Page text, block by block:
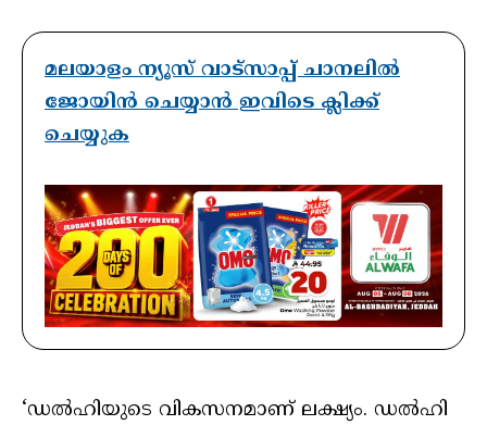
മലയാളം ന്യൂസ് വാട്സാപ്പ് ചാനലിൽ
ജോയിൻ ചെയ്യാൻ ഇവിടെ ക്ലിക്ക്
ചെയ്യുക
‘ഡൽഹിയുടെ വികസനമാണ് ലക്ഷ്യം. ഡൽഹി